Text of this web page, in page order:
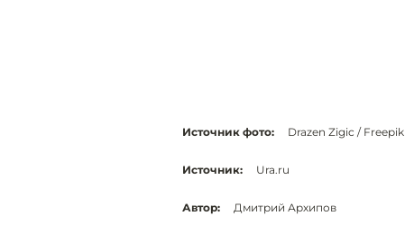
Источник фото: Drazen Zigic / Freepik
Источник: Ura.ru
Автор: Дмитрий Архипов